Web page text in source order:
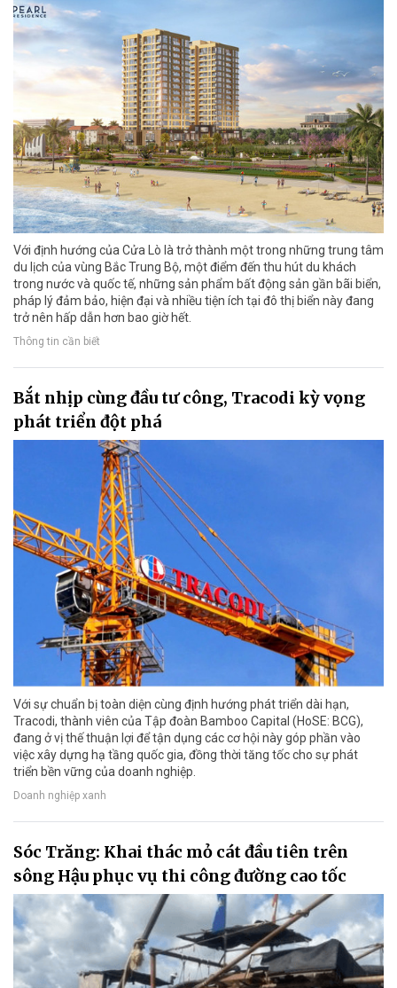
Với định hướng của Cửa Lò là trở thành một trong những trung tâm
du lịch của vùng Bắc Trung Bộ, một điểm đến thu hút du khách
trong nước và quốc tế, những sản phẩm bất động sản gần bãi biển,
pháp lý đảm bảo, hiện đại và nhiều tiện ích tại đô thị biển này đang
trở nên hấp dẫn hơn bao giờ hết.
Thông tin cần biết
Bắt nhịp cùng đầu tư công, Tracodi kỳ vọng
phát triển đột phá
Với sự chuẩn bị toàn diện cùng định hướng phát triển dài hạn,
Tracodi, thành viên của Tập đoàn Bamboo Capital (HoSE: BCG),
đang ở vị thế thuận lợi để tận dụng các cơ hội này góp phần vào
việc xây dựng hạ tầng quốc gia, đồng thời tăng tốc cho sự phát
triển bền vững của doanh nghiệp.
Doanh nghiệp xanh
Sóc Trăng: Khai thác mỏ cát đầu tiên trên
sông Hậu phục vụ thi công đường cao tốc